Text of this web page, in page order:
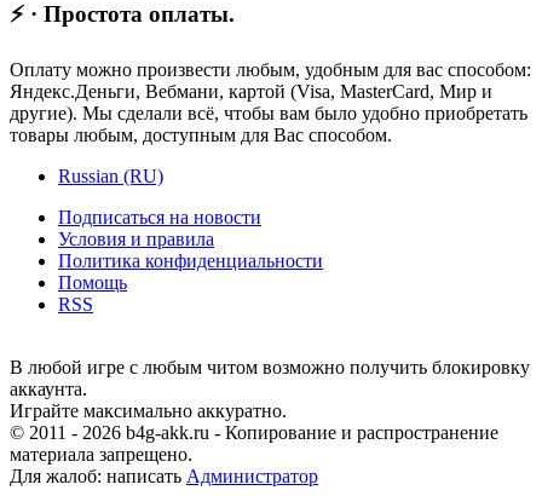
⚡ · Простота оплаты.
Оплату можно произвести любым, удобным для вас способом:
Яндекс.Деньги, Вебмани, картой (Visa, MasterCard, Мир и
другие). Мы сделали всё, чтобы вам было удобно приобретать
товары любым, доступным для Вас способом.
Russian (RU)
Подписаться на новости
Условия и правила
Политика конфиденциальности
Помощь
RSS
В любой игре с любым читом возможно получить блокировку
аккаунта.
Играйте максимально аккуратно.
© 2011 - 2026 b4g-akk.ru - Копирование и распространение
материала запрещено.
Для жалоб: написать Администратор